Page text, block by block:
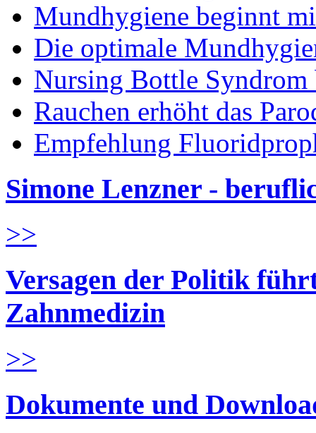
Mundhygiene beginnt
Die optimale
Nursing Bottle
Rauchen erhöht das
Empfehlung
Simone Lenzner -
>>
Versagen der Politik
Zahnmedizin
>>
Dokumente und